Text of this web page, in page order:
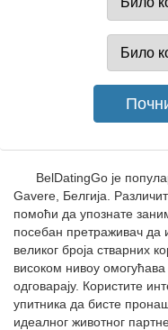
BelDatingGo је
Gavere, Белгија.
помоћи да упознате
посебан претраживач да
великог броја стварних
високом нивоу
одговарају. Користите
упитника да бисте
идеалног животног